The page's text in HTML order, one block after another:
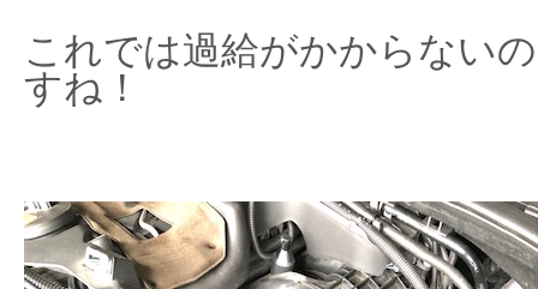
これでは過給がかからない
すね！